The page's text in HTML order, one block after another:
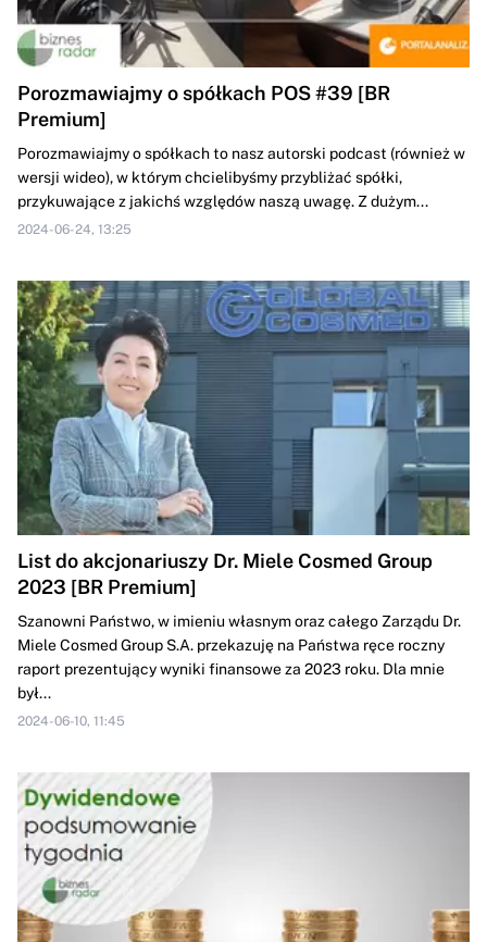
Porozmawiajmy o spółkach POS #39 [BR
Premium]
Porozmawiajmy o spółkach to nasz autorski podcast (również w
wersji wideo), w którym chcielibyśmy przybliżać spółki,
przykuwające z jakichś względów naszą uwagę. Z dużym...
2024-06-24, 13:25
List do akcjonariuszy Dr. Miele Cosmed Group
2023 [BR Premium]
Szanowni Państwo, w imieniu własnym oraz całego Zarządu Dr.
Miele Cosmed Group S.A. przekazuję na Państwa ręce roczny
raport prezentujący wyniki finansowe za 2023 roku. Dla mnie
był...
2024-06-10, 11:45